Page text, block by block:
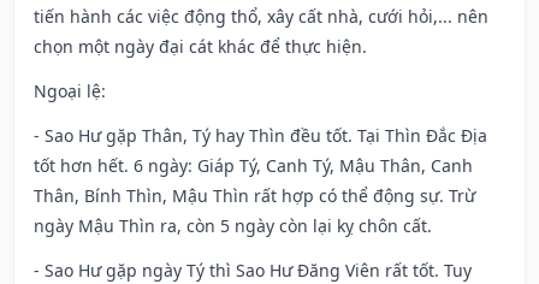
tiến hành các việc động thổ, xây cất nhà, cưới hỏi,... nên
chọn một ngày đại cát khác để thực hiện.
Ngoại lệ:
- Sao Hư gặp Thân, Tý hay Thìn đều tốt. Tại Thìn Đắc Địa
tốt hơn hết. 6 ngày: Giáp Tý, Canh Tý, Mậu Thân, Canh
Thân, Bính Thìn, Mậu Thìn rất hợp có thể động sự. Trừ
ngày Mậu Thìn ra, còn 5 ngày còn lại kỵ chôn cất.
- Sao Hư gặp ngày Tý thì Sao Hư Đăng Viên rất tốt. Tuy